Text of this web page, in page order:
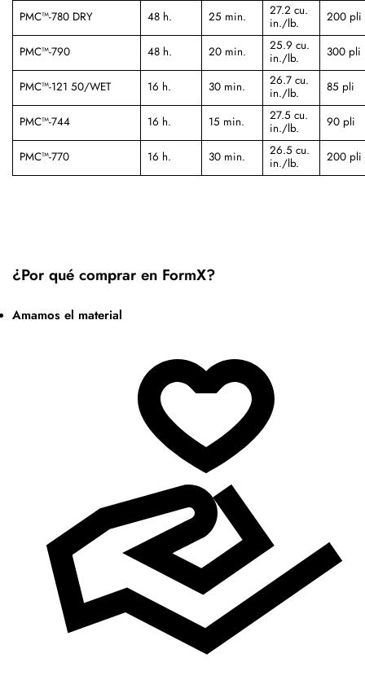
PMC™-780 DRY 48 h. 25 min.
27.2 cu.
in./lb.
200 pli
PMC™-790 48 h. 20 min.
25.9 cu.
in./lb.
300 pli
PMC™-121 50/WET 16 h. 30 min.
26.7 cu.
in./lb.
85 pli
PMC™-744 16 h. 15 min.
27.5 cu.
in./lb.
90 pli
PMC™-770 16 h. 30 min.
26.5 cu.
in./lb.
200 pli
¿Por qué comprar en FormX?
Amamos el material